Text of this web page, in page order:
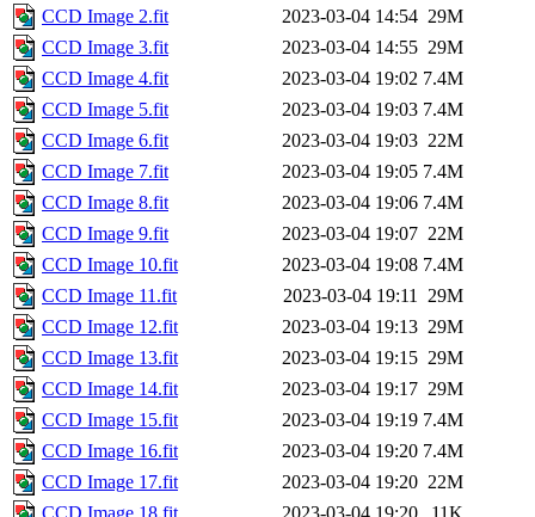
CCD Image 2.fit
2023-03-04 14:54 29M
CCD Image 3.fit
2023-03-04 14:55 29M
CCD Image 4.fit
2023-03-04 19:02 7.4M
CCD Image 5.fit
2023-03-04 19:03 7.4M
CCD Image 6.fit
2023-03-04 19:03 22M
CCD Image 7.fit
2023-03-04 19:05 7.4M
CCD Image 8.fit
2023-03-04 19:06 7.4M
CCD Image 9.fit
2023-03-04 19:07 22M
CCD Image 10.fit
2023-03-04 19:08 7.4M
CCD Image 11.fit
2023-03-04 19:11 29M
CCD Image 12.fit
2023-03-04 19:13 29M
CCD Image 13.fit
2023-03-04 19:15 29M
CCD Image 14.fit
2023-03-04 19:17 29M
CCD Image 15.fit
2023-03-04 19:19 7.4M
CCD Image 16.fit
2023-03-04 19:20 7.4M
CCD Image 17.fit
2023-03-04 19:20 22M